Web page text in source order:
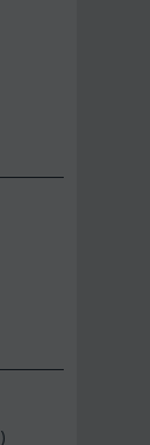
ΚΩΔΙΚΟΣ:
)